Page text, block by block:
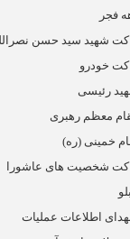
فجر
شهید سید حسن
خودرو
رئیسی
معظم رهبری
خمینی (ره)
شخصیت های عاشورا
اطلاعات عملیات